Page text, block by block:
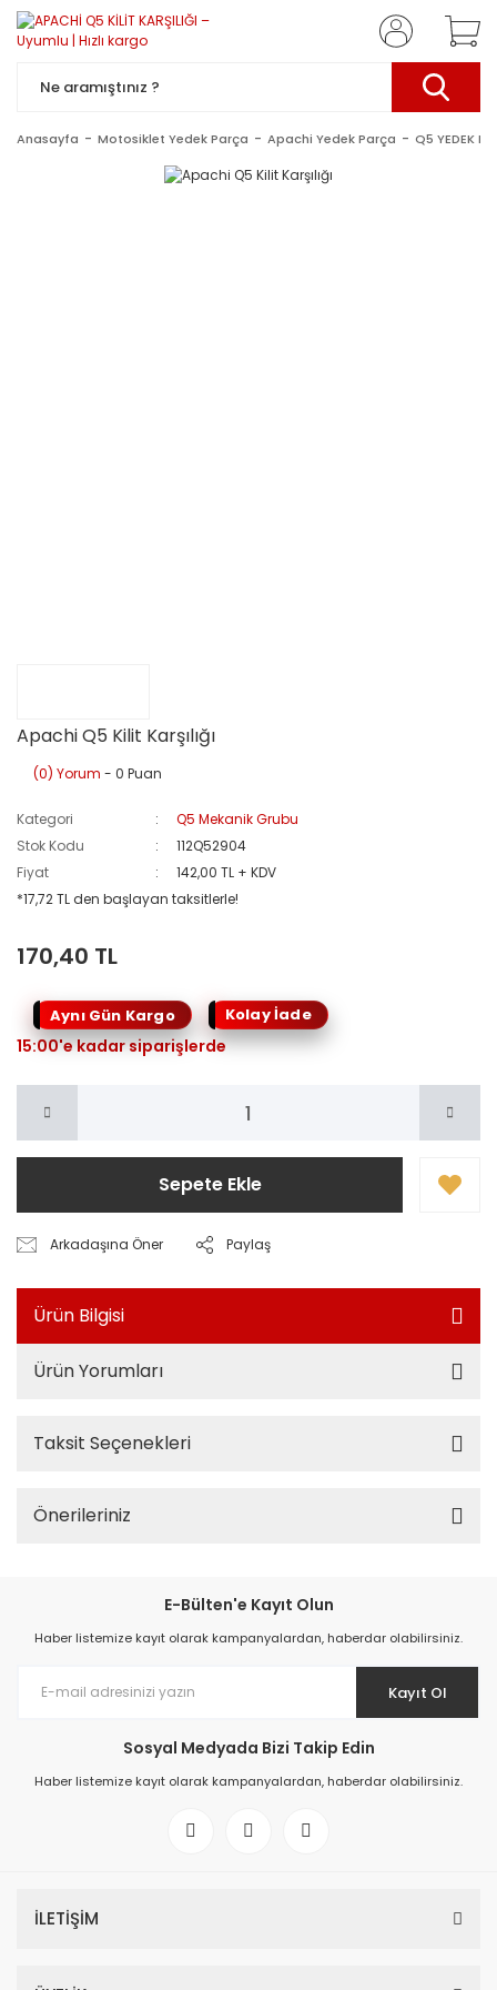
Anasayfa Motosiklet Yedek Parça Apachi Yedek Parça Q5 YEDEK
Apachi Q5 Kilit Karşılığı
(0) Yorum - 0 Puan
Kategori
Q5 Mekanik Grubu
Stok Kodu
112Q52904
Fiyat
142,00 TL + KDV
*17,72 TL den başlayan taksitlerle!
170,40 TL
Aynı Gün Kargo Kolay İade
15:00'e kadar siparişlerde
Sepete Ekle
Arkadaşına Öner Paylaş
Ürün Bilgisi
Ürün Yorumları
Taksit Seçenekleri
Önerileriniz
E-Bülten'e Kayıt Olun
Haber listemize kayıt olarak kampanyalardan, haberdar olabilirsiniz.
Kayıt Ol
Sosyal Medyada Bizi Takip Edin
Haber listemize kayıt olarak kampanyalardan, haberdar olabilirsiniz.
İLETİŞİM